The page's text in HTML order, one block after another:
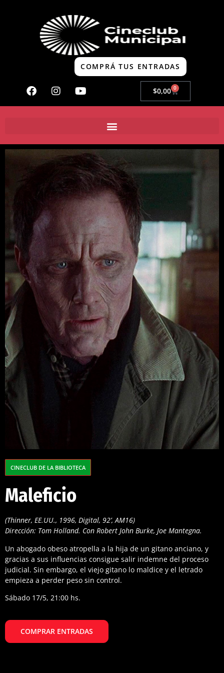
COMPRÁ TUS ENTRADAS
$0,00 0
CINECLUB DE LA BIBLIOTECA
Maleficio
(Thinner, EE.UU., 1996, Digital, 92’, AM16)
Dirección: Tom Holland. Con Robert John Burke, Joe Mantegna.
Un abogado obeso atropella a la hija de un gitano anciano, y
gracias a sus influencias consigue salir indemne del proceso
judicial. Sin embargo, el viejo gitano lo maldice y el letrado
empieza a perder peso sin control.
Sábado 17/5, 21:00 hs.
COMPRAR ENTRADAS